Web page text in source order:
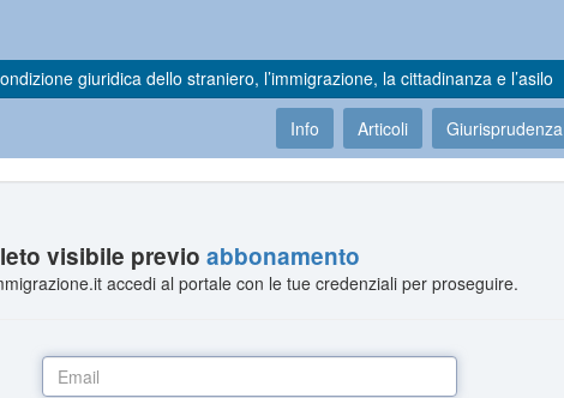
giuridica dello straniero, l’immigrazione, la cittadinanza e l’asilo
Info Articoli Giurisprudenza
visibile previoabbonamento
accedi al portale con le tue credenziali per proseguire.